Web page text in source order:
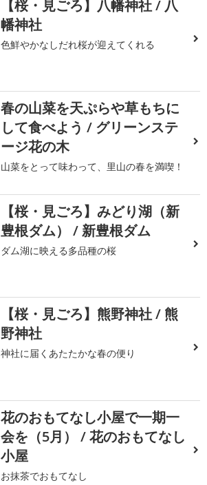
【桜・見ごろ】八幡神社 / 八
幡神社
色鮮やかなしだれ桜が迎えてくれる
春の山菜を天ぷらや草もちに
して食べよう / グリーンステ
ージ花の木
山菜をとって味わって、里山の春を満喫！
【桜・見ごろ】みどり湖（新
豊根ダム） / 新豊根ダム
ダム湖に映える多品種の桜
【桜・見ごろ】熊野神社 / 熊
野神社
神社に届くあたたかな春の便り
花のおもてなし小屋で一期一
会を（5月） / 花のおもてなし
小屋
お抹茶でおもてなし